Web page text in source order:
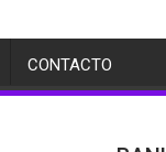
CONTACTO